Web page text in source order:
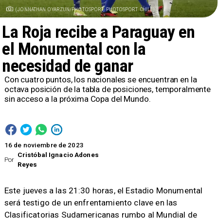
(JONNATHAN OYARZUN/PHOTOSPORT, PHOTOSPORT CHILE)
Por
Cristóbal Ignacio Adones
Reyes
La Roja recibe a Paraguay en
el Monumental con la
necesidad de ganar
16 de noviembre de 2023
Con cuatro puntos, los nacionales se encuentran en la
octava posición de la tabla de posiciones, temporalmente
sin acceso a la próxima Copa del Mundo.
​Este jueves a las 21:30 horas, el Estadio Monumental
será testigo de un enfrentamiento clave en las
Clasificatorias Sudamericanas rumbo al Mundial de